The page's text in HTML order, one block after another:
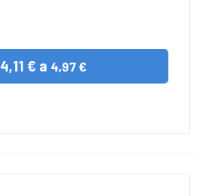
4,11 € a 4,97 €